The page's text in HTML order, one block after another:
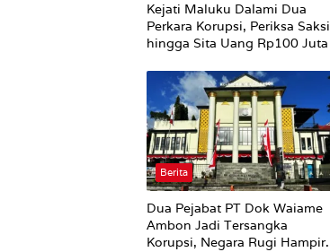
Kejati Maluku Dalami Dua
Perkara Korupsi, Periksa Saksi
hingga Sita Uang Rp100 Juta
Berita
Dua Pejabat PT Dok Waiame
Ambon Jadi Tersangka
Korupsi, Negara Rugi Hampir